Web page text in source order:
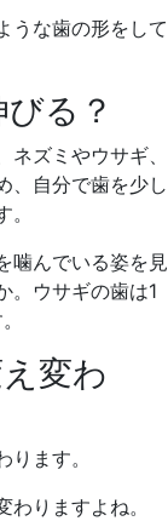
うな歯の形をして
る？
ズミやウサギ、
、自分で歯を少し
噛んでいる姿を見
。ウサギの歯は1
変わ
ます。
りますよね。